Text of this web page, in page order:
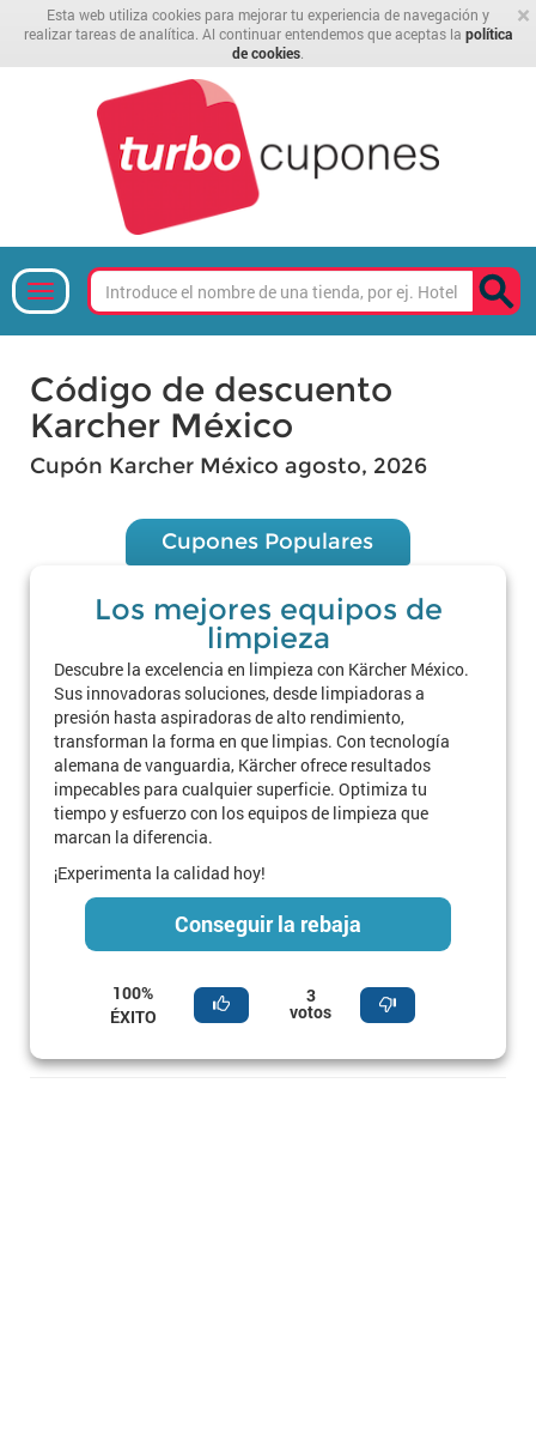
×
Esta web utiliza cookies para mejorar tu experiencia de navegación y
realizar tareas de analítica. Al continuar entendemos que aceptas la política
de cookies
Código de descuento
Karcher México
Cupón Karcher México agosto, 2026
Cupones Populares
Los mejores equipos de
limpieza
Descubre la excelencia en limpieza con Kärcher México.
Sus innovadoras soluciones, desde limpiadoras a
presión hasta aspiradoras de alto rendimiento,
transforman la forma en que limpias. Con tecnología
alemana de vanguardia, Kärcher ofrece resultados
impecables para cualquier superficie. Optimiza tu
tiempo y esfuerzo con los equipos de limpieza que
marcan la diferencia.
¡Experimenta la calidad hoy!
Conseguir la rebaja
100%
ÉXITO
3
votos